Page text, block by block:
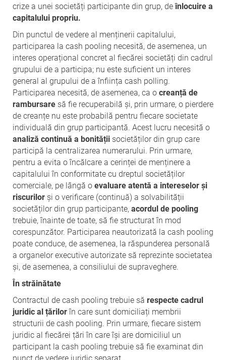
crize a unei societăți participante din grup, deînlocuire a
capitalului propriu.
Din punctul de vedere al menținerii capitalului,
participarea la cash pooling necesită, de asemenea, un
interes operațional concret al fiecărei societăți din cadrul
grupului de a participa; nu este suficient un interes
general al grupului de a înființa cash polling.
Participarea necesită, de asemenea, ca o creanță de
rambursare să fie recuperabilă și, prin urmare, o pierdere
de creanțe nu este probabilă pentru fiecare societate
individuală din grup participantă. Acest lucru necesită o
analiză continuă a bonității societăților din grup care
participă la centralizarea numerarului. Prin urmare,
pentru a evita o încălcare a cerinței de menținere a
capitalului în conformitate cu dreptul societăților
comerciale, pe lângă o evaluare atentă a intereselor și
riscurilor și o verificare (continuă) a solvabilității
societăților din grup participante, acordul de pooling
trebuie, înainte de toate, să fie structurat în mod
corespunzător. Participarea neautorizată la cash pooling
poate conduce, de asemenea, la răspunderea personală
a organelor executive autorizate să reprezinte societatea
și, de asemenea, a consiliului de supraveghere.
În străinătate
Contractul de cash pooling trebuie să respecte cadrul
juridic al țărilorîn care sunt domiciliați membrii
structurii de cash pooling. Prin urmare, fiecare sistem
juridic al fiecărei țări în care își are domiciliul un
participant la cash pooling trebuie să fie examinat din
punct de vedere juridic separat.